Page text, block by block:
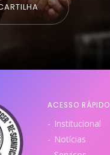
ACESSO RÁPIDO
Institucional
Notícias